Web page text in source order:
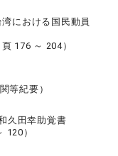
における国民動員
176 ～ 204）
等紀要）
久田幸助覚書
）